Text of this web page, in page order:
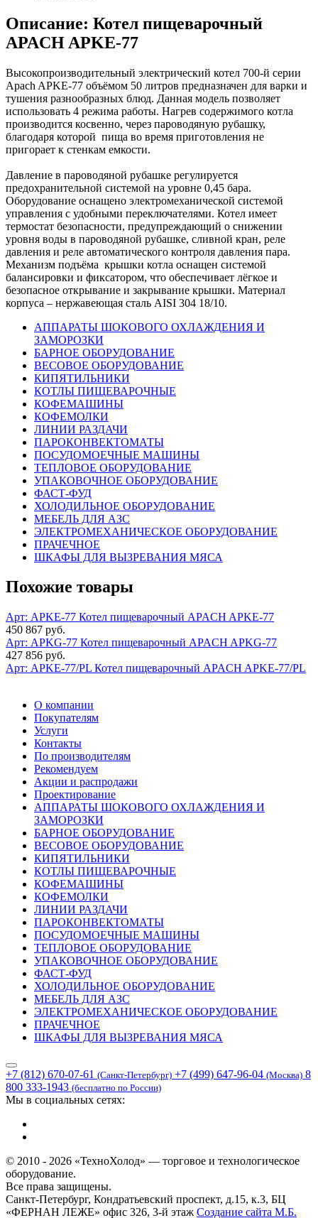
Описание: Котел пищеварочный
APACH APKE-77
Высокопроизводительный электрический котел 700-й серии
Apach APKE-77 объёмом 50 литров предназначен для варки и
тушения разнообразных блюд. Данная модель позволяет
использовать 4 режима работы. Нагрев содержимого котла
производится косвенно, через пароводяную рубашку,
благодаря которой пища во время приготовления не
пригорает к стенкам емкости.
Давление в пароводяной рубашке регулируется
предохранительной системой на уровне 0,45 бара.
Оборудование оснащено электромеханической системой
управления с удобными переключателями. Котел имеет
термостат безопасности, предупреждающий о снижении
уровня воды в пароводяной рубашке, сливной кран, реле
давления и реле автоматического контроля давления пара.
Механизм подъёма крышки котла оснащен системой
балансировки и фиксатором, что обеспечивает лёгкое и
безопасное открывание и закрывание крышки. Материал
корпуса – нержавеющая сталь AISI 304 18/10.
АППАРАТЫ ШОКОВОГО ОХЛАЖДЕНИЯ И
ЗАМОРОЗКИ
БАРНОЕ ОБОРУДОВАНИЕ
ВЕСОВОЕ ОБОРУДОВАНИЕ
КИПЯТИЛЬНИКИ
КОТЛЫ ПИЩЕВАРОЧНЫЕ
КОФЕМАШИНЫ
КОФЕМОЛКИ
ЛИНИИ РАЗДАЧИ
ПАРОКОНВЕКТОМАТЫ
ПОСУДОМОЕЧНЫЕ МАШИНЫ
ТЕПЛОВОЕ ОБОРУДОВАНИЕ
УПАКОВОЧНОЕ ОБОРУДОВАНИЕ
ФАСТ-ФУД
ХОЛОДИЛЬНОЕ ОБОРУДОВАНИЕ
МЕБЕЛЬ ДЛЯ АЗС
ЭЛЕКТРОМЕХАНИЧЕСКОЕ ОБОРУДОВАНИЕ
ПРАЧЕЧНОЕ
ШКАФЫ ДЛЯ ВЫЗРЕВАНИЯ МЯСА
Похожие товары
Арт: APKE-77 Котел пищеварочный APACH APKE-77
450 867 руб.
Арт: APKG-77 Котел пищеварочный APACH APKG-77
427 856 руб.
Арт: APKE-77/PL Котел пищеварочный APACH APKE-77/PL
О компании
Покупателям
Услуги
Контакты
По производителям
Рекомендуем
Акции и распродажи
Проектирование
АППАРАТЫ ШОКОВОГО ОХЛАЖДЕНИЯ И
ЗАМОРОЗКИ
БАРНОЕ ОБОРУДОВАНИЕ
ВЕСОВОЕ ОБОРУДОВАНИЕ
КИПЯТИЛЬНИКИ
КОТЛЫ ПИЩЕВАРОЧНЫЕ
КОФЕМАШИНЫ
КОФЕМОЛКИ
ЛИНИИ РАЗДАЧИ
ПАРОКОНВЕКТОМАТЫ
ПОСУДОМОЕЧНЫЕ МАШИНЫ
ТЕПЛОВОЕ ОБОРУДОВАНИЕ
УПАКОВОЧНОЕ ОБОРУДОВАНИЕ
ФАСТ-ФУД
ХОЛОДИЛЬНОЕ ОБОРУДОВАНИЕ
МЕБЕЛЬ ДЛЯ АЗС
ЭЛЕКТРОМЕХАНИЧЕСКОЕ ОБОРУДОВАНИЕ
ПРАЧЕЧНОЕ
ШКАФЫ ДЛЯ ВЫЗРЕВАНИЯ МЯСА
+7 (812) 670-07-61 (Санкт-Петербург) +7 (499) 647-96-04 (Москва) 8
800 333-1943 (бесплатно по России)
Мы в социальных сетях:
© 2010 - 2026 «ТехноХолод» — торговое и технологическое
оборудование.
Все права защищены.
Санкт-Петербург, Кондратьевский проспект, д.15, к.3, БЦ
«ФЕРНАН ЛЕЖЕ» офис 326, 3-й этаж Создание сайта М.Б.